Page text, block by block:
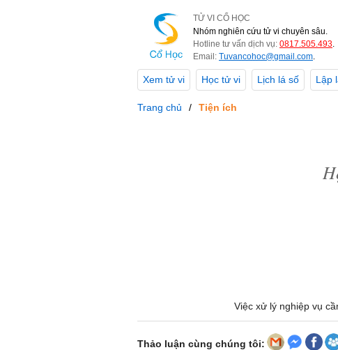
TỬ VI CỔ HỌC
Nhóm nghiên cứu tử vi chuyên sâu.
Hotline tư vấn dịch vụ: 0817.505.493.
Email: Tuvancohoc@gmail.com.
Xem tử vi Học tử vi Lịch lá số Lập
Trang chủ Tiện ích
Việc xử lý nghiệp vụ
Thảo luận cùng chúng tôi: